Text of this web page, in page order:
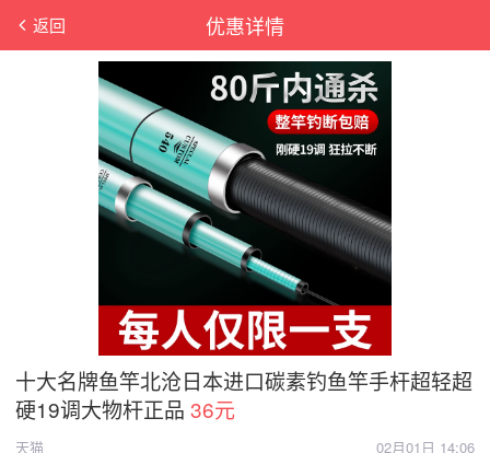
优惠详情
返回
十大名牌鱼竿北沧日本进口碳素钓鱼竿手杆超轻超
硬19调大物杆正品 36元
天猫
02月01日 14:06